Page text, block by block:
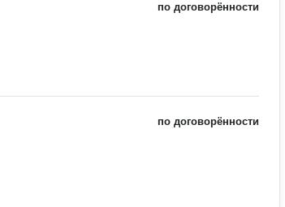
по договорённости
по договорённости